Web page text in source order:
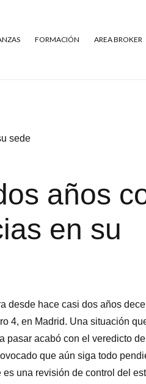
FORMACIÓN AREA BROKER
sede
años
en su
desde hace casi dos años
4, en Madrid. Una situación
pasar acabó con el veredicto de
que aún siga todo
una revisión de control del